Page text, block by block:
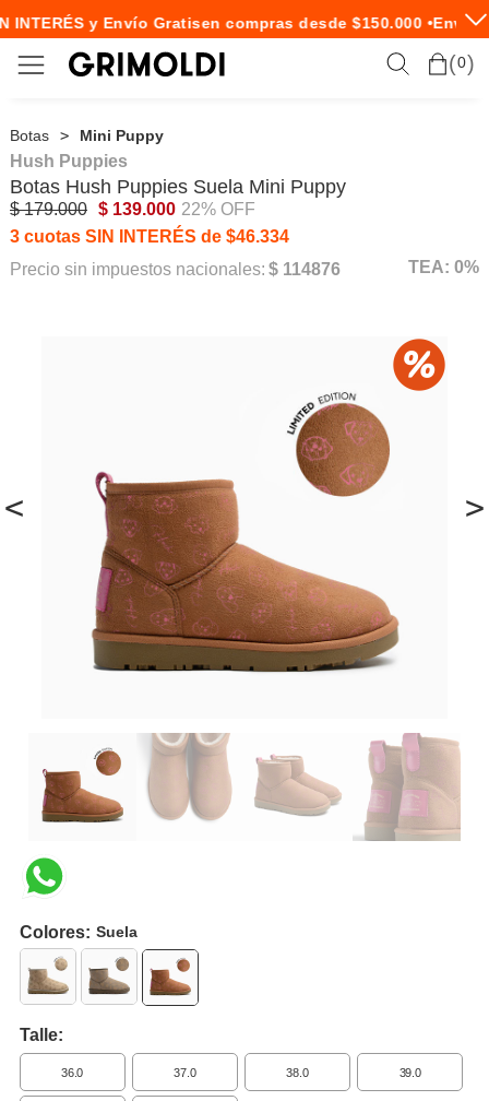
INTERÉS y Envío Gratisen compras desde $150.000 •Envío
0
Botas Mini Puppy
< >
Hush Puppies
Botas Hush Puppies Suela Mini Puppy
$ 179.000 $ 139.000 22% OFF
3 cuotas SIN INTERÉS de $46.334
Precio sin impuestos nacionales: $ 114876 TEA: 0%
Colores: Suela
Talle:
36.0 37.0 38.0 39.0